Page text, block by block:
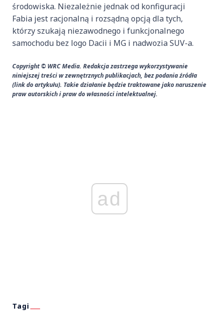
środowiska. Niezależnie jednak od konfiguracji
Fabia jest racjonalną i rozsądną opcją dla tych,
którzy szukają niezawodnego i funkcjonalnego
samochodu bez logo Dacii i MG i nadwozia SUV-a.
Copyright © WRC Media. Redakcja zastrzega wykorzystywanie
niniejszej treści w zewnętrznych publikacjach, bez podania źródła
(link do artykułu). Takie działanie będzie traktowane jako naruszenie
praw autorskich i praw do własności intelektualnej.
ad